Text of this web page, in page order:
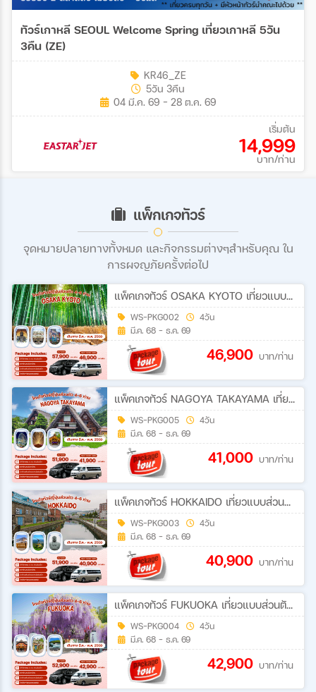
ทัวร์เกาหลี SEOUL Welcome Spring เที่ยวเกาหลี 5วัน
3คืน (ZE)
KR46_ZE
5วัน 3คืน
04 มี.ค. 69 - 28 ต.ค. 69
เริ่มต้น
14,999
บาท/ท่าน
แพ็กเกจทัวร์
จุดหมายปลายทางทั้งหมด และกิจกรรมต่างๆสำหรับคุณ ใน
การผจญภัยครั้งต่อไป
แพ็คเกจทัวร์ OSAKA KYOTO เที่ยวแบบส่วนตัว 4-6 ท่าน ทริปสบายๆ
WS-PKG002
4วัน
มี.ค. 68 - ธ.ค. 69
46,900 บาท/ท่าน
แพ็คเกจทัวร์ NAGOYA TAKAYAMA เที่ยวแบบส่วนตัว 4-6 ท่าน ทริปสบายๆ
WS-PKG005
4วัน
มี.ค. 68 - ธ.ค. 69
41,000 บาท/ท่าน
แพ็คเกจทัวร์ HOKKAIDO เที่ยวแบบส่วนตัว 4-6 ท่าน ทริปสบายๆ
WS-PKG003
4วัน
มี.ค. 68 - ธ.ค. 69
40,900 บาท/ท่าน
แพ็คเกจทัวร์ FUKUOKA เที่ยวแบบส่วนตัว 4-6 ท่าน ทริปสบายๆ
WS-PKG004
4วัน
มี.ค. 68 - ธ.ค. 69
42,900 บาท/ท่าน